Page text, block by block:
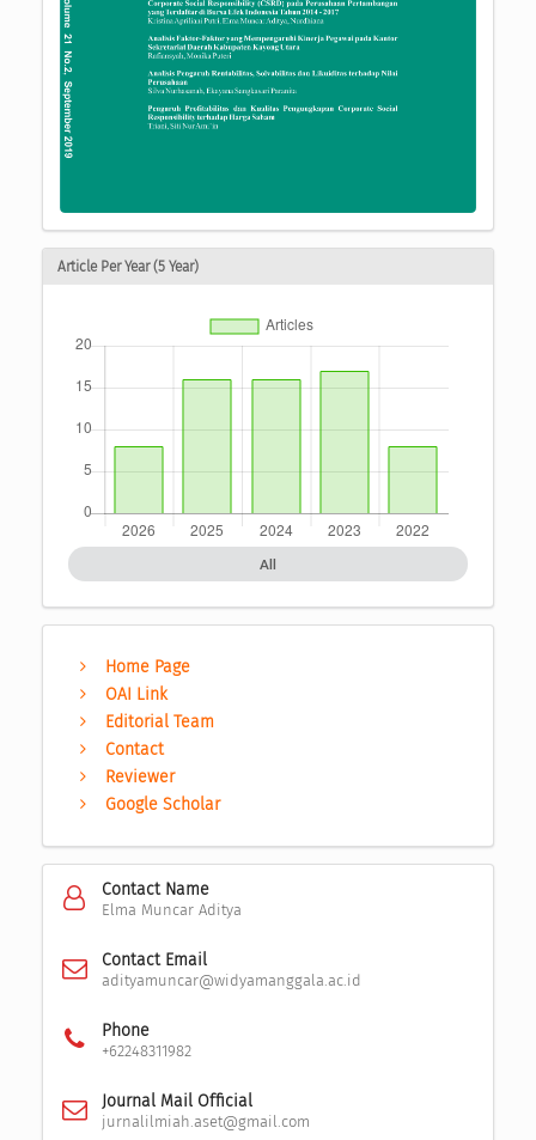
Article Per Year (5 Year)
All
Home Page
OAI Link
Editorial Team
Contact
Reviewer
Google Scholar
Contact Name
Elma Muncar Aditya
Contact Email
adityamuncar@widyamanggala.ac.id
Phone
+62248311982
Journal Mail Official
jurnalilmiah.aset@gmail.com